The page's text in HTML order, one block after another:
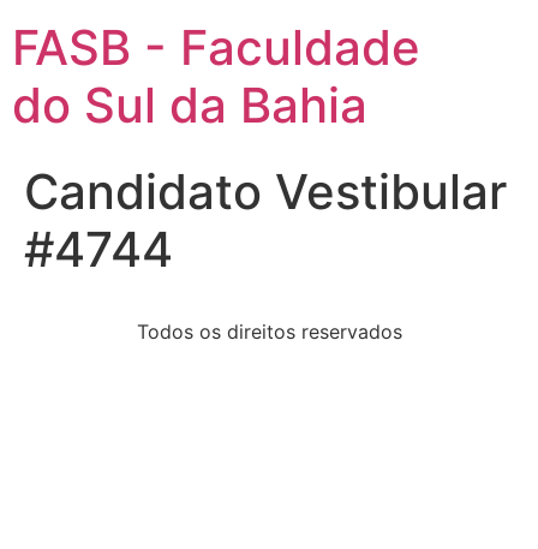
FASB - Faculdade
do Sul da Bahia
Candidato Vestibular
#4744
Todos os direitos reservados